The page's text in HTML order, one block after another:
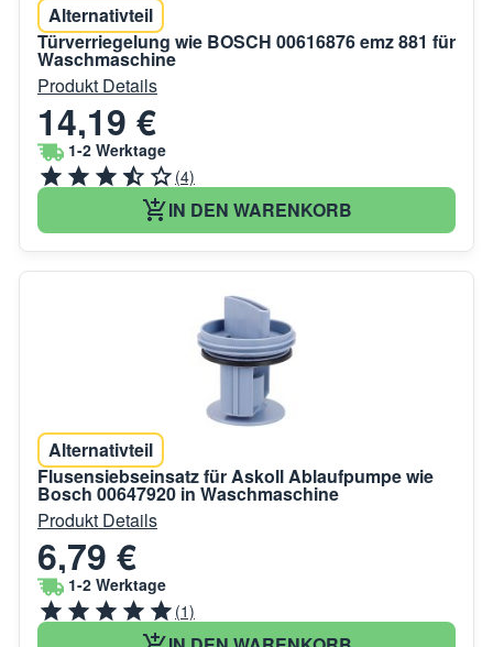
Alternativteil
Türverriegelung wie BOSCH 00616876 emz 881 für
Waschmaschine
Produkt Details
14,19 €
1-2 Werktage
(4)
IN DEN WARENKORB
Alternativteil
Flusensiebseinsatz für Askoll Ablaufpumpe wie
Bosch 00647920 in Waschmaschine
Produkt Details
6,79 €
1-2 Werktage
(1)